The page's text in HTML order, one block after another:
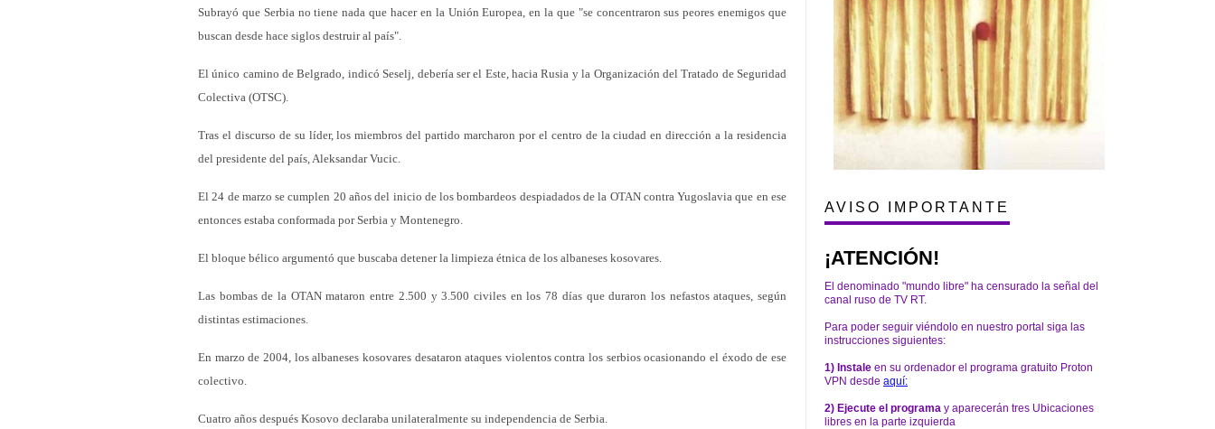
Subrayó que Serbia no tiene nada que hacer en la Unión Europea, en la que "se concentraron sus peores enemigos que
buscan desde hace siglos destruir al país".
El único camino de Belgrado, indicó Seselj, debería ser el Este, hacia Rusia y la Organización del Tratado de Seguridad
Colectiva (OTSC).
Tras el discurso de su líder, los miembros del partido marcharon por el centro de la ciudad en dirección a la residencia
del presidente del país, Aleksandar Vucic.
El 24 de marzo se cumplen 20 años del inicio de los bombardeos despiadados de la OTAN contra Yugoslavia que en ese
entonces estaba conformada por Serbia y Montenegro.
El bloque bélico argumentó que buscaba detener la limpieza étnica de los albaneses kosovares.
Las bombas de la OTAN mataron entre 2.500 y 3.500 civiles en los 78 días que duraron los nefastos ataques, según
distintas estimaciones.
En marzo de 2004, los albaneses kosovares desataron ataques violentos contra los serbios ocasionando el éxodo de ese
colectivo.
Cuatro años después Kosovo declaraba unilateralmente su independencia de Serbia.
AVISO IMPORTANTE
¡ATENCIÓN!
El denominado "mundo libre" ha censurado la señal del
canal ruso de TV RT.
Para poder seguir viéndolo en nuestro portal siga las
instrucciones siguientes:
1) Instale en su ordenador el programa gratuito Proton
VPN desde aquí:
2) Ejecute el programa y aparecerán tres Ubicaciones
libres en la parte izquierda